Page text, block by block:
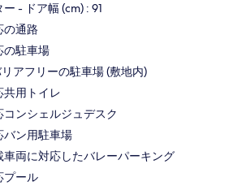
- ドア幅 (cm) : 91
の通路
の駐車場
アフリーの駐車場 (敷地内)
共用トイレ
ンシェルジュデスク
バン用駐車場
車両に対応したバレーパーキング
プール